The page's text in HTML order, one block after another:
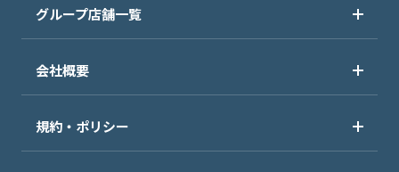
グループ店舗一覧
会社概要
規約・ポリシー